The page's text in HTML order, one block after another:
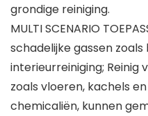
grondige reiniging.
MULTI SCENARIO
schadelijke gassen
interieurreiniging; Reinig
zoals vloeren, kachels
chemicaliën, kunnen